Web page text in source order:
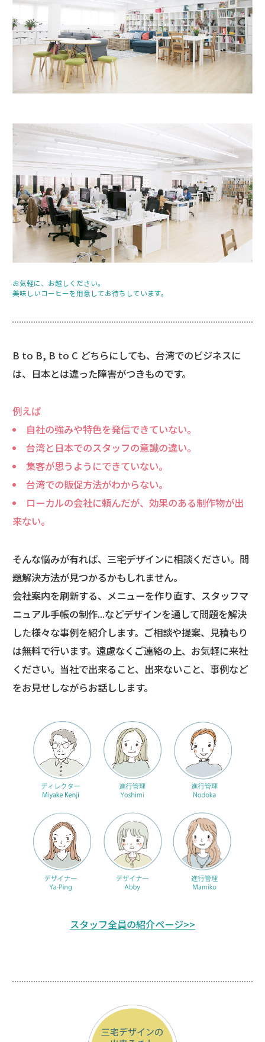
お気軽に、お越しください。
美味しいコーヒーを用意してお待ちしています。
B to B, B to C どちらにしても、台湾でのビジネスに
は、日本とは違った障害がつきものです。
例えば
自社の強みや特色を発信できていない。
台湾と日本でのスタッフの意識の違い。
集客が思うようにできていない。
台湾での販促方法がわからない。
ローカルの会社に頼んだが、効果のある制作物が出
来ない。
そんな悩みが有れば、三宅デザインに相談ください。問
題解決方法が見つかるかもしれません。
会社案内を刷新する、メニューを作り直す、スタッフマ
ニュアル手帳の制作...などデザインを通して問題を解決
した様々な事例を紹介します。 ご相談や提案、見積もり
は無料で行います。遠慮なくご連絡の上、お気軽に来社
ください。 当社で出来ること、出来ないこと、事例など
をお見せしながらお話しします。
スタッフ全員の紹介ページ>>